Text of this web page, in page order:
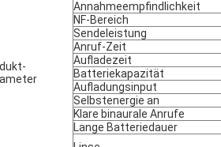
Annahmeempfindlichkeit
NF-Bereich
Sendeleistung
Anruf-Zeit
Aufladezeit
Batteriekapazität
Aufladungsinput
Selbstenergie an
Klare binaurale Anrufe
Lange Batteriedauer